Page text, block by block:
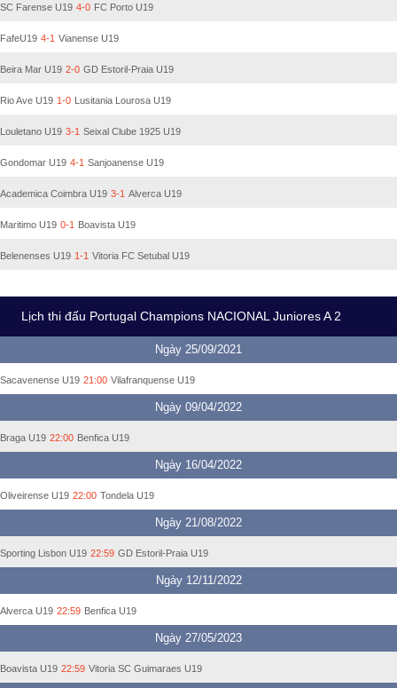
SC Farense U19 4-0 FC Porto U19
FafeU19 4-1 Vianense U19
Beira Mar U19 2-0 GD Estoril-Praia U19
Rio Ave U19 1-0 Lusitania Lourosa U19
Louletano U19 3-1 Seixal Clube 1925 U19
Gondomar U19 4-1 Sanjoanense U19
Academica Coimbra U19 3-1 Alverca U19
Maritimo U19 0-1 Boavista U19
Belenenses U19 1-1 Vitoria FC Setubal U19
Lịch thi đấu Portugal Champions NACIONAL Juniores A 2
Ngày 25/09/2021
Sacavenense U19 21:00 Vilafranquense U19
Ngày 09/04/2022
Braga U19 22:00 Benfica U19
Ngày 16/04/2022
Oliveirense U19 22:00 Tondela U19
Ngày 21/08/2022
Sporting Lisbon U19 22:59 GD Estoril-Praia U19
Ngày 12/11/2022
Alverca U19 22:59 Benfica U19
Ngày 27/05/2023
Boavista U19 22:59 Vitoria SC Guimaraes U19